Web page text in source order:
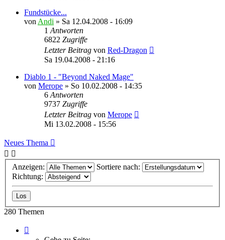
Fundstücke...
von Andi » Sa 12.04.2008 - 16:09
1 Antworten
6822 Zugriffe
Letzter Beitrag von Red-Dragon
Sa 19.04.2008 - 21:16
Diablo 1 - "Beyond Naked Mage"
von Merope » So 10.02.2008 - 14:35
6 Antworten
9737 Zugriffe
Letzter Beitrag von Merope
Mi 13.02.2008 - 15:56
Neues Thema
Anzeigen:
Sortiere nach:
Richtung:
280 Themen